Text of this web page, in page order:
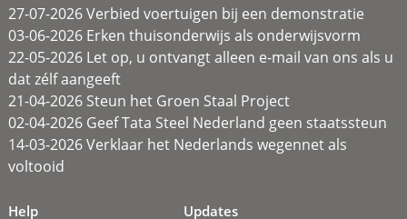
27-07-2026 Verbied voertuigen bij een demonstratie
03-06-2026 Erken thuisonderwijs als onderwijsvorm
22-05-2026 Let op, u ontvangt alleen e-mail van ons als u
dat zélf aangeeft
21-04-2026 Steun het Groen Staal Project
02-04-2026 Geef Tata Steel Nederland geen staatssteun
14-03-2026 Verklaar het Nederlands wegennet als
voltooid
Help
Updates